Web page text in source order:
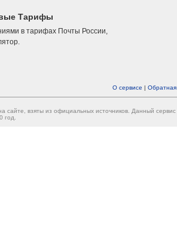
Тарифы
в тарифах Почты России,
О сервисе | Обратная
сайте, взяты из официальных источников. Данный
год.